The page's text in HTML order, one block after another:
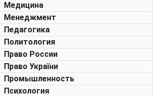
Медицина
Менеджмент
Педагогика
Политология
Право России
Право України
Промышленность
Психология